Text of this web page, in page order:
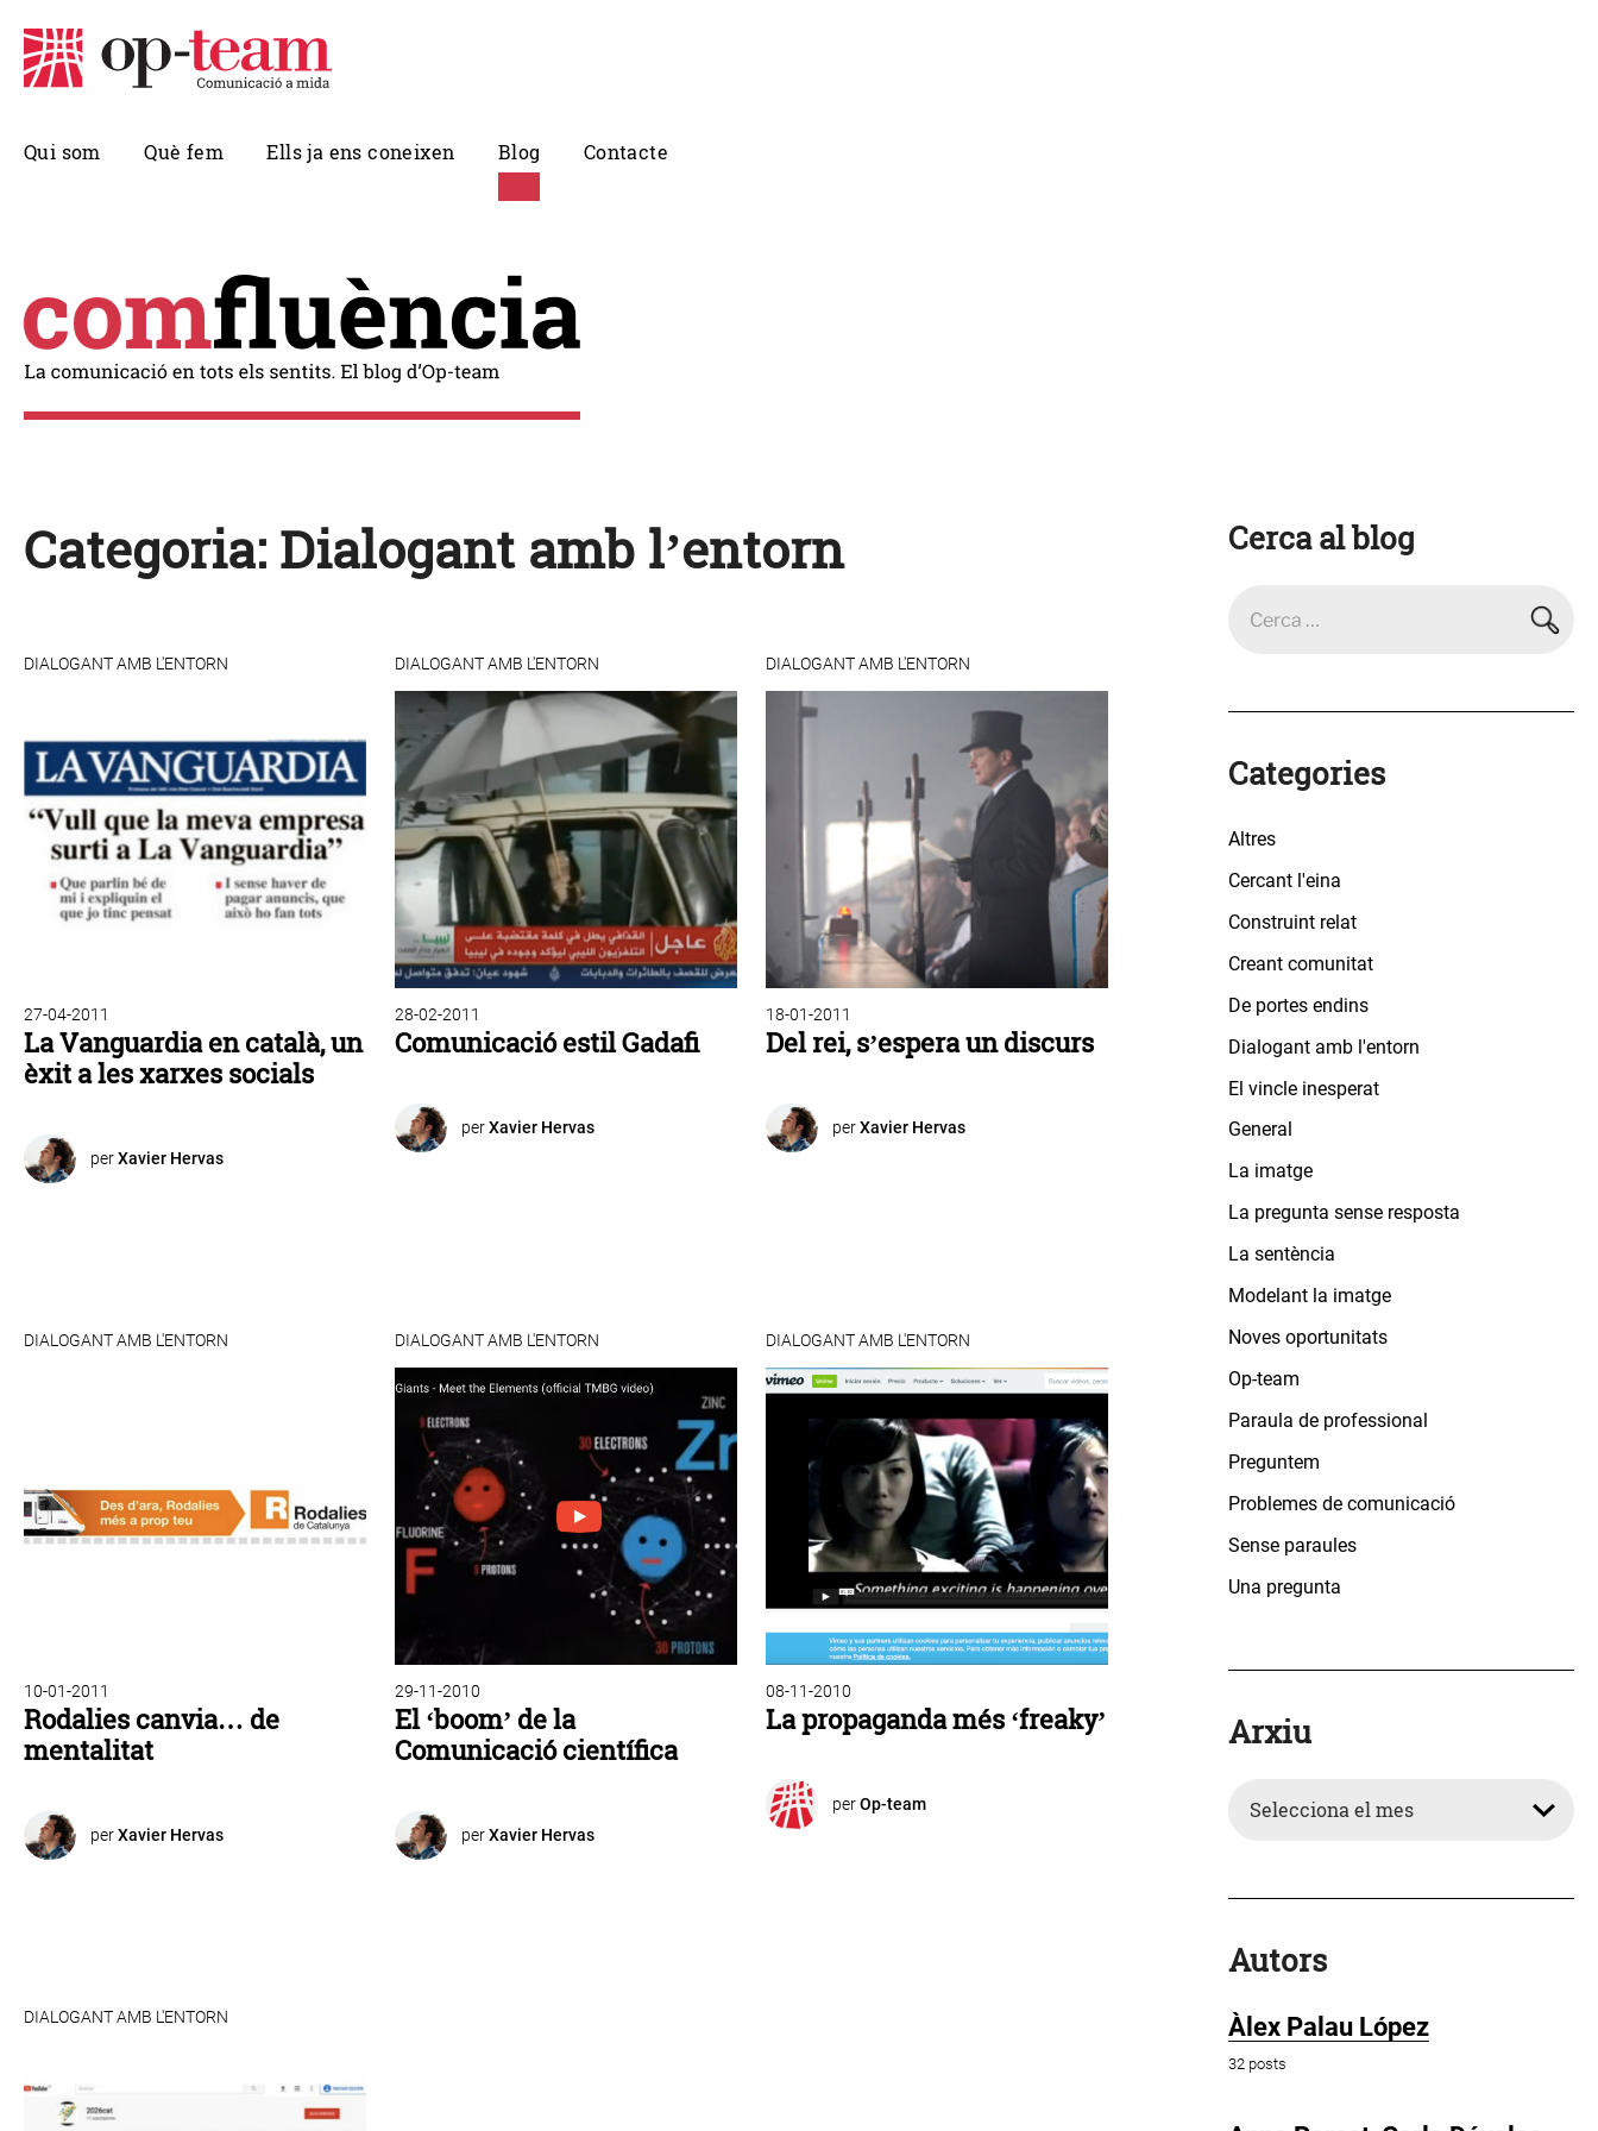
Qui som Què fem Ells ja ens coneixen Blog Contacte
Categoria: Dialogant amb l’entorn
DIALOGANT AMB L'ENTORN
27-04-2011
La Vanguardia en català, un
èxit a les xarxes socials
perXavier Hervas
DIALOGANT AMB L'ENTORN
28-02-2011
Comunicació estil Gadafi
perXavier Hervas
DIALOGANT AMB L'ENTORN
18-01-2011
Del rei, s’espera un discurs
perXavier Hervas
DIALOGANT AMB L'ENTORN
10-01-2011
Rodalies canvia… de
mentalitat
perXavier Hervas
DIALOGANT AMB L'ENTORN
29-11-2010
El ‘boom’ de la
Comunicació científica
perXavier Hervas
DIALOGANT AMB L'ENTORN
08-11-2010
La propaganda més ‘freaky’
perOp-team
DIALOGANT AMB L'ENTORN
Cerca al blog
Categories
Altres
Cercant l'eina
Construint relat
Creant comunitat
De portes endins
Dialogant amb l'entorn
El vincle inesperat
General
La imatge
La pregunta sense resposta
La sentència
Modelant la imatge
Noves oportunitats
Op-team
Paraula de professional
Preguntem
Problemes de comunicació
Sense paraules
Una pregunta
Arxiu
Autors
Àlex Palau López
32 posts